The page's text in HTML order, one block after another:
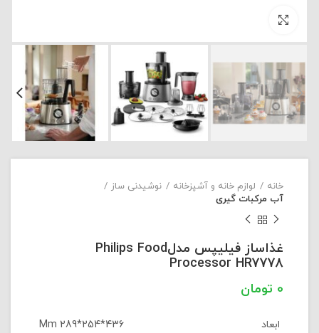
خانه لوازم خانه و آشپزخانه
نوشیدنی ساز
آب مرکبات گیری
غذاساز فیلیپس مدلPhilips Food
Processor HR7778
تومان
ابعاد Mm 289*254*436